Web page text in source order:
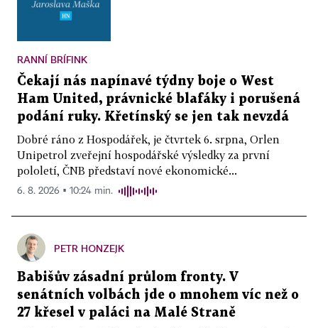
RANNÍ BRÍFINK
Čekají nás napínavé týdny boje o West
Ham United, právnické blafáky i porušená
podání ruky. Křetínský se jen tak nevzdá
Dobré ráno z Hospodářek, je čtvrtek 6. srpna, Orlen
Unipetrol zveřejní hospodářské výsledky za první
pololetí, ČNB představí nové ekonomické...
6. 8. 2026 ▪ 10:24 min.
PETR HONZEJK
Babišův zásadní průlom fronty. V
senátních volbách jde o mnohem víc než o
27 křesel v paláci na Malé Straně